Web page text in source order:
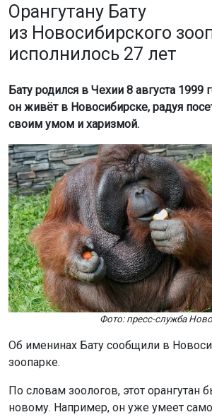
Орангутану Бату
из Новосибирского
исполнилось 27 лет
Бату родился в Чехии 8 августа 1999
он живёт в Новосибирске, радуя
своим умом и харизмой.
Фото: пресс-служба
Об именинах Бату сообщили в
зоопарке.
По словам зоологов, этот орангутан
новому. Например, он уже умеет